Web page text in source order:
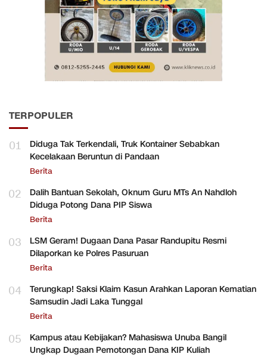
TERPOPULER
01
Diduga Tak Terkendali, Truk Kontainer Sebabkan
Kecelakaan Beruntun di Pandaan
Berita
02
Dalih Bantuan Sekolah, Oknum Guru MTs An Nahdloh
Diduga Potong Dana PIP Siswa
Berita
03
LSM Geram! Dugaan Dana Pasar Randupitu Resmi
Dilaporkan ke Polres Pasuruan
Berita
04
Terungkap! Saksi Klaim Kasun Arahkan Laporan Kematian
Samsudin Jadi Laka Tunggal
Berita
05
Kampus atau Kebijakan? Mahasiswa Unuba Bangil
Ungkap Dugaan Pemotongan Dana KIP Kuliah